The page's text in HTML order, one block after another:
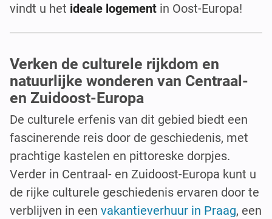
vindt u het ideale logement in Oost-Europa!
Verken de culturele rijkdom en
natuurlijke wonderen van Centraal-
en Zuidoost-Europa
De culturele erfenis van dit gebied biedt een
fascinerende reis door de geschiedenis, met
prachtige kastelen en pittoreske dorpjes.
Verder in Centraal- en Zuidoost-Europa kunt u
de rijke culturele geschiedenis ervaren door te
verblijven in een vakantieverhuur in Praag, een